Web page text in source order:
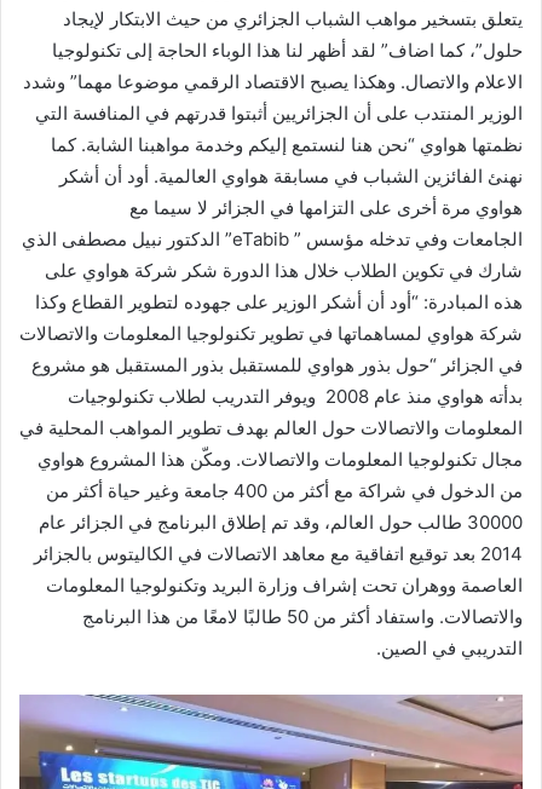
يتعلق بتسخير مواهب الشباب الجزائري من حيث الابتكار لإيجاد
حلول”، كما اضاف” لقد أظهر لنا هذا الوباء الحاجة إلى تكنولوجيا
الاعلام والاتصال. وهكذا يصبح الاقتصاد الرقمي موضوعا مهما” وشدد
الوزير المنتدب على أن الجزائريين أثبتوا قدرتهم في المنافسة التي
نظمتها هواوي “نحن هنا لنستمع إليكم وخدمة مواهبنا الشابة. كما
نهنئ الفائزين الشباب في مسابقة هواوي العالمية. أود أن أشكر
هواوي مرة أخرى على التزامها في الجزائر لا سيما مع
الجامعات وفي تدخله مؤسس ” eTabib” الدكتور نبيل مصطفى الذي
شارك في تكوين الطلاب خلال هذا الدورة شكر شركة هواوي على
هذه المبادرة: “أود أن أشكر الوزير على جهوده لتطوير القطاع وكذا
شركة هواوي لمساهماتها في تطوير تكنولوجيا المعلومات والاتصالات
في الجزائر “حول بذور هواوي للمستقبل بذور المستقبل هو مشروع
بدأته هواوي منذ عام 2008 ويوفر التدريب لطلاب تكنولوجيات
المعلومات والاتصالات حول العالم بهدف تطوير المواهب المحلية في
مجال تكنولوجيا المعلومات والاتصالات. ومكّن هذا المشروع هواوي
من الدخول في شراكة مع أكثر من 400 جامعة وغير حياة أكثر من
30000 طالب حول العالم، وقد تم إطلاق البرنامج في الجزائر عام
2014 بعد توقيع اتفاقية مع معاهد الاتصالات في الكاليتوس بالجزائر
العاصمة ووهران تحت إشراف وزارة البريد وتكنولوجيا المعلومات
والاتصالات. واستفاد أكثر من 50 طالبًا لامعًا من هذا البرنامج
التدريبي في الصين.